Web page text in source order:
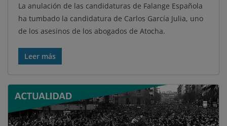
La anulación de las candidaturas de Falange Española
ha tumbado la candidatura de Carlos García Julia, uno
de los asesinos de los abogados de Atocha.
Leer más